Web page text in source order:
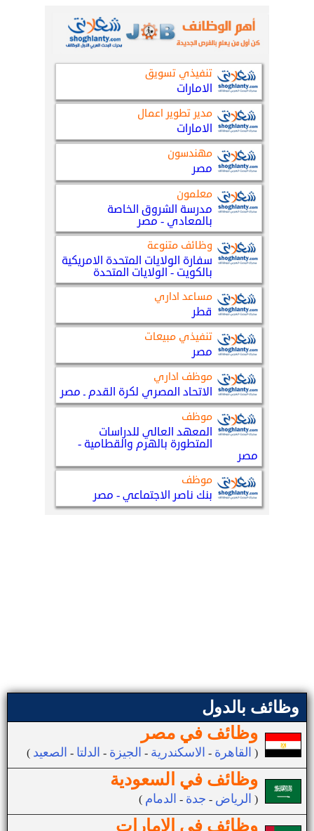
وظائف بالدول
وظائف في مصر
( القاهرة - الاسكندرية - الجيزة - الدلتا - الصعيد )
وظائف في السعودية
( الرياض - جدة - الدمام )
وظائف في الإمارات